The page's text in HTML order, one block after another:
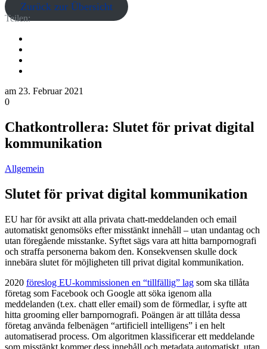
Zurück zur Übersicht
Teilen:
am 23. Februar 2021
0
Chatkontrollera: Slutet för privat digital
kommunikation
Allgemein
Slutet för privat digital kommunikation
EU har för avsikt att alla privata chatt-meddelanden och email
automatiskt genomsöks efter misstänkt innehåll – utan undantag och
utan föregående misstanke. Syftet sägs vara att hitta barnpornografi
och straffa personerna bakom den. Konsekvensen skulle dock
innebära slutet för möjligheten till privat digital kommunikation.
2020 föreslog EU-kommissionen en “tillfällig” lag som ska tillåta
företag som Facebook och Google att söka igenom alla
meddelanden (t.ex. chatt eller email) som de förmedlar, i syfte att
hitta grooming eller barnpornografi. Poängen är att tillåta dessa
företag använda felbenägen “artificiell intelligens” i en helt
automatiserad process. Om algoritmen klassificerar ett meddelande
som misstänkt kommer dess innehåll och metadata automatiskt, utan